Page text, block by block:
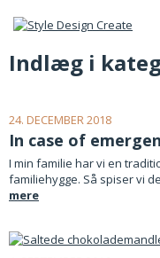
Indlæg i
24. DECEMBER 2018
In case of
I min familie har vi en
familiehygge. Så spiser vi
mere